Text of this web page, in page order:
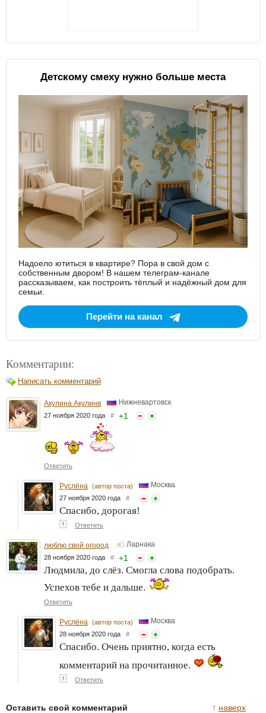
Детскому смеху нужно больше места
Надоело ютиться в квартире? Пора в свой дом с
собственным двором! В нашем телеграм-канале
рассказываем, как построить тёплый и надёжный дом для
семьи.
Перейти на канал
Комментарии:
Написать комментарий
Акулина Акулинв Нижневартовск
27 ноября 2020 года # +1
Ответить
Руслёна (автор поста) Москва
27 ноября 2020 года #
Спасибо, дорогая!
↑ Ответить
люблю свой огород Ларнака
28 ноября 2020 года # +1
Людмила, до слёз. Смогла слова подобрать.
Успехов тебе и дальше.
Ответить
Руслёна (автор поста) Москва
28 ноября 2020 года #
Спасибо. Очень приятно, когда есть
комментарий на прочитанное.
↑ Ответить
↑ наверх
Оставить свой комментарий